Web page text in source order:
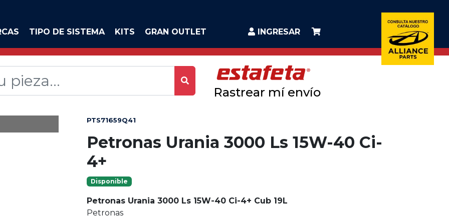
TIPO DE SISTEMA KITS GRAN OUTLET INGRESAR
Rastrear mí envío
PTS71659Q41
Petronas Urania 3000 Ls 15W-40 Ci-
4+
Disponible
Petronas Urania 3000 Ls 15W-40 Ci-4+ Cub 19L
Petronas